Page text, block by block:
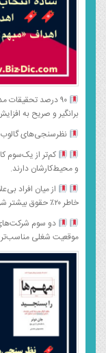
۹۰ درصد
برانگیر و صریح به
نظرسنجی‌های گالوب
کم‌تر از یک‌سوم
و محیط‌کارشان دارند.
از میان افراد
خاطر ۲۰٪ حقوق بیشتر شرکت خود را ترک کنند.
موقعیت شغلی